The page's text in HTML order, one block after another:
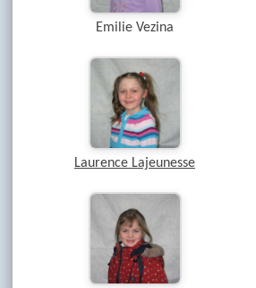
Emilie Vezina
Laurence Lajeunesse